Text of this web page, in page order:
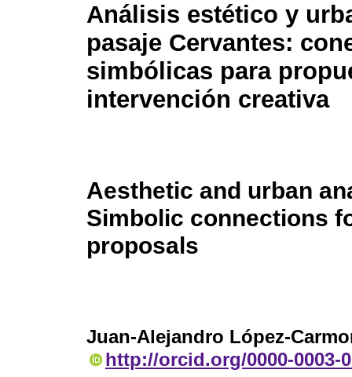
Análisis estético y
pasaje Cervantes:
simbólicas para
intervención creativa
Aesthetic and urban
Simbolic connections
proposals
Juan-Alejandro López-
http://orcid.org/0000-0003-